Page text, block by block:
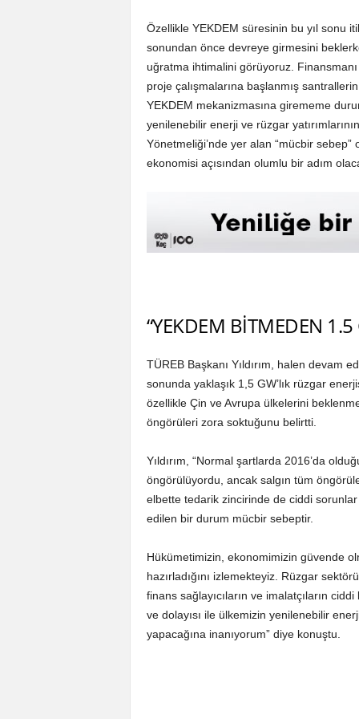
Özellikle YEKDEM süresinin bu yıl sonu
sonundan önce devreye girmesini
uğratma ihtimalini görüyoruz.
proje çalışmalarına başlanmış
YEKDEM mekanizmasına girememe
yenilenebilir enerji ve rüzgar
Yönetmeliği’nde yer alan “mücbir
ekonomisi açısından olumlu bir adım
“YEKDEM BİTMEDEN 1.5
TÜREB Başkanı Yıldırım, halen devam
sonunda yaklaşık 1,5 GW’lık rüzgar
özellikle Çin ve Avrupa ülkelerini
öngörüleri zora soktuğunu belirtti.
Yıldırım, “Normal şartlarda 2016’da
öngörülüyordu, ancak salgın tüm
elbette tedarik zincirinde de ciddi sorunlar
edilen bir durum mücbir sebeptir.
Hükümetimizin, ekonomimizin güvende
hazırladığını izlemekteyiz. Rüzgar
finans sağlayıcıların ve imalatçıların
ve dolayısı ile ülkemizin yenilenebilir
yapacağına inanıyorum” diye konuştu.